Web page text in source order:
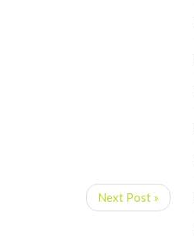
Next Post »